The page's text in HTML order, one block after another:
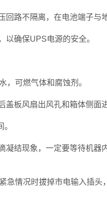
路不隔离，在电池端子与
以确保UPS电源的安全。
，可燃气体和腐蚀剂。
板风扇出风孔和箱体侧面
凝结现象，一定要等待机器
情况时拔掉市电输入插头